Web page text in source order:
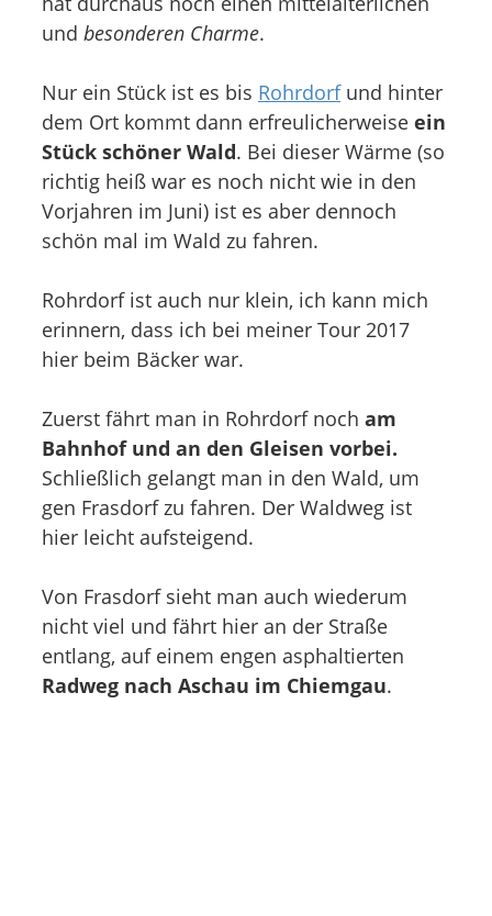
und besonderen Charme.
Nur ein Stück ist es bis Rohrdorfund hinter
dem Ort kommt dann erfreulicherweise ein
Stück schöner Wald. Bei dieser Wärme (so
richtig heiß war es noch nicht wie in den
Vorjahren im Juni) ist es aber dennoch
schön mal im Wald zu fahren.
Rohrdorf ist auch nur klein, ich kann mich
erinnern, dass ich bei meiner Tour 2017
hier beim Bäcker war.
Zuerst fährt man in Rohrdorf noch am
Bahnhof und an den Gleisen vorbei.
Schließlich gelangt man in den Wald, um
gen Frasdorf zu fahren. Der Waldweg ist
hier leicht aufsteigend.
Von Frasdorf sieht man auch wiederum
nicht viel und fährt hier an der Straße
entlang, auf einem engen asphaltierten
Radweg nach Aschau im Chiemgau.